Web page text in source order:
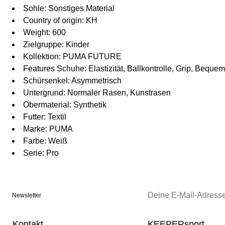
Sohle: Sonstiges Material
Country of origin: KH
Weight: 600
Zielgruppe: Kinder
Kollektion: PUMA FUTURE
Features Schuhe: Elastizität, Ballkontrolle, Grip, Bequem
Schürsenkel: Asymmetrisch
Untergrund: Normaler Rasen, Kunstrasen
Obermaterial: Synthetik
Futter: Textil
Marke: PUMA
Farbe: Weiß
Serie: Pro
Newsletter